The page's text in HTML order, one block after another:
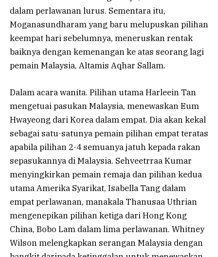
dalam perlawanan lurus. Sementara itu,
Moganasundharam yang baru melupuskan pilihan
keempat hari sebelumnya, meneruskan rentak
baiknya dengan kemenangan ke atas seorang lagi
pemain Malaysia, Altamis Aqhar Sallam.
Dalam acara wanita. Pilihan utama Harleein Tan
mengetuai pasukan Malaysia, menewaskan Eum
Hwayeong dari Korea dalam empat. Dia akan kekal
sebagai satu-satunya pemain pilihan empat teratas
apabila pilihan 2-4 semuanya jatuh kepada rakan
sepasukannya di Malaysia. Sehveetrraa Kumar
menyingkirkan pemain remaja dan pilihan kedua
utama Amerika Syarikat, Isabella Tang dalam
empat perlawanan, manakala Thanusaa Uthrian
mengenepikan pilihan ketiga dari Hong Kong
China, Bobo Lam dalam lima perlawanan. Whitney
Wilson melengkapkan serangan Malaysia dengan